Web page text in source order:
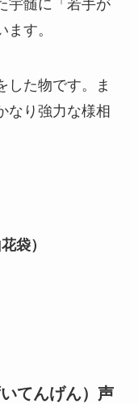
宇髄に「若手が
す。
した物です。ま
なり強力な様相
袋）
てんげん）声